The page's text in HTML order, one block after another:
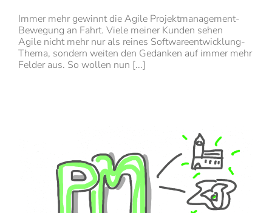
Immer mehr gewinnt die Agile Projektmanagement-
Bewegung an Fahrt. Viele meiner Kunden sehen
Agile nicht mehr nur als reines Softwareentwicklung-
Thema, sondern weiten den Gedanken auf immer mehr
Felder aus. So wollen nun [...]